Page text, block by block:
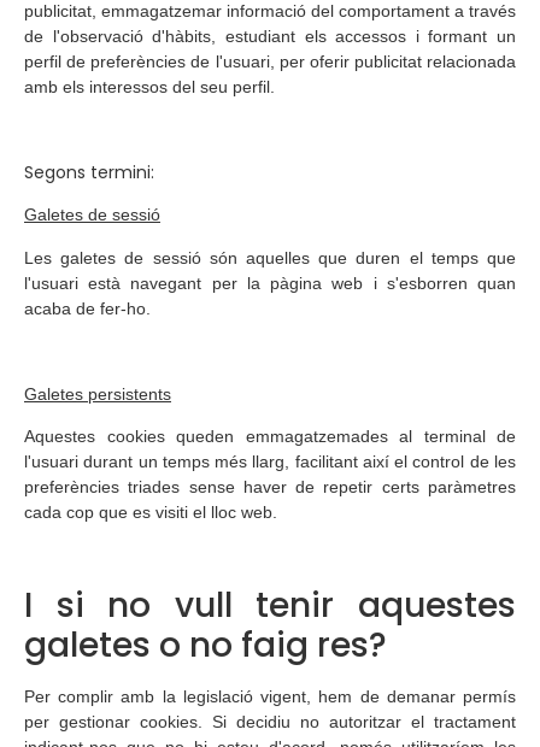
publicitat, emmagatzemar informació del comportament a través
de l'observació d'hàbits, estudiant els accessos i formant un
perfil de preferències de l'usuari, per oferir publicitat relacionada
amb els interessos del seu perfil.
Segons termini:
Galetes de sessió
Les galetes de sessió són aquelles que duren el temps que
l'usuari està navegant per la pàgina web i s'esborren quan
acaba de fer-ho.
Galetes persistents
Aquestes cookies queden emmagatzemades al terminal de
l'usuari durant un temps més llarg, facilitant així el control de les
preferències triades sense haver de repetir certs paràmetres
cada cop que es visiti el lloc web.
I si no vull tenir aquestes
galetes o no faig res?
Per complir amb la legislació vigent, hem de demanar permís
per gestionar cookies. Si decidiu no autoritzar el tractament